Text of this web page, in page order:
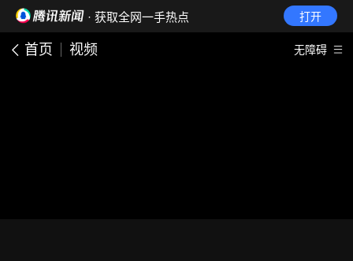
· 获取全网一手热点 打开
首页 视频 无障碍